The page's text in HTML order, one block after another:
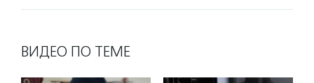
ВИДЕО ПО ТЕМЕ